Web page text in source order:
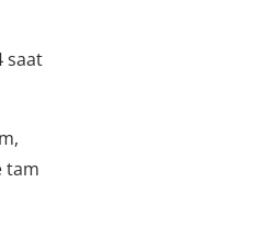
saat
tam